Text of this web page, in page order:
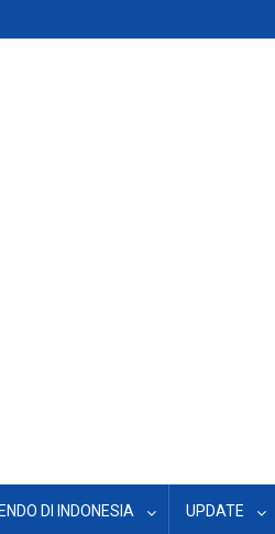
DI INDONESIA UPDATE